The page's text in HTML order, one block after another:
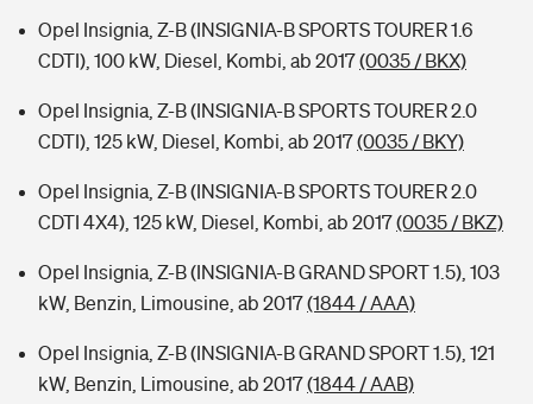
Opel Insignia, Z-B (INSIGNIA-B SPORTS TOURER 1.6
CDTI), 100 kW, Diesel, Kombi, ab 2017(0035 / BKX)
Opel Insignia, Z-B (INSIGNIA-B SPORTS TOURER 2.0
CDTI), 125 kW, Diesel, Kombi, ab 2017(0035 / BKY)
Opel Insignia, Z-B (INSIGNIA-B SPORTS TOURER 2.0
CDTI 4X4), 125 kW, Diesel, Kombi, ab 2017(0035 / BKZ)
Opel Insignia, Z-B (INSIGNIA-B GRAND SPORT 1.5), 103
kW, Benzin, Limousine, ab 2017(1844 / AAA)
Opel Insignia, Z-B (INSIGNIA-B GRAND SPORT 1.5), 121
kW, Benzin, Limousine, ab 2017(1844 / AAB)